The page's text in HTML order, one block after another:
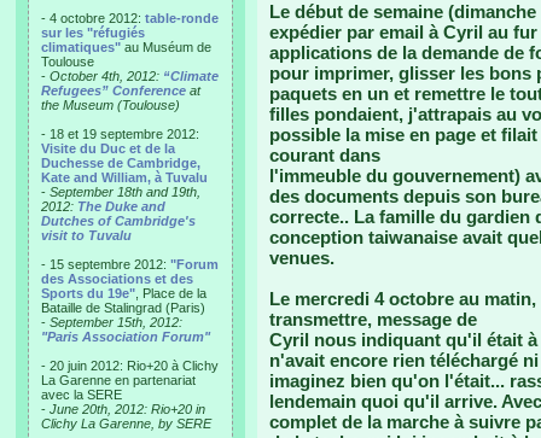
- 4 octobre 2012: table-ronde
sur les "réfugiés
climatiques" au Muséum de
Toulouse
- October 4th, 2012: “Climate
Refugees” Conference at
the Museum (Toulouse)
- 18 et 19 septembre 2012:
Visite du Duc et de la
Duchesse de Cambridge,
Kate and William, à Tuvalu
- September 18th and 19th,
2012: The Duke and
Dutches of Cambridge's
visit to Tuvalu
- 15 septembre 2012: "Forum
des Associations et des
Sports du 19e" , Place de la
Bataille de Stalingrad (Paris)
- September 15th, 2012:
"Paris Association Forum"
- 20 juin 2012: Rio+20 à Clichy
La Garenne en partenariat
avec la SERE
- June 20th, 2012: Rio+20 in
Clichy La Garenne, by SERE
Le début de semaine
expédier par email à Cyril au
applications de la demande de
pour imprimer, glisser les bons
paquets en un et remettre le
filles pondaient, j'attrapais au
possible la mise en page et
courant dans
l'immeuble du gouvernement)
des documents depuis son
correcte.. La famille du gardien
conception taiwanaise avait
venues.
Le mercredi 4 octobre au
transmettre, message de
Cyril nous indiquant qu'il était
n'avait encore rien téléchargé
imaginez bien qu'on l'était...
lendemain quoi qu'il arrive.
complet de la marche à suivre